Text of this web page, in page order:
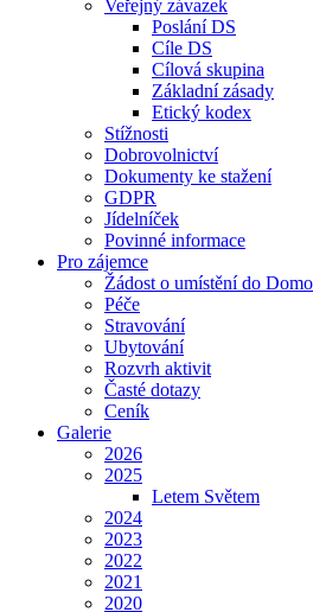
Veřejný závazek
Poslání DS
Cíle DS
Cílová skupina
Základní zásady
Etický kodex
Stížnosti
Dobrovolnictví
Dokumenty ke stažení
GDPR
Jídelníček
Povinné informace
Pro zájemce
Žádost o umístění do
Péče
Stravování
Ubytování
Rozvrh aktivit
Časté dotazy
Ceník
Galerie
2026
2025
Letem Světem
2024
2023
2022
2021
2020